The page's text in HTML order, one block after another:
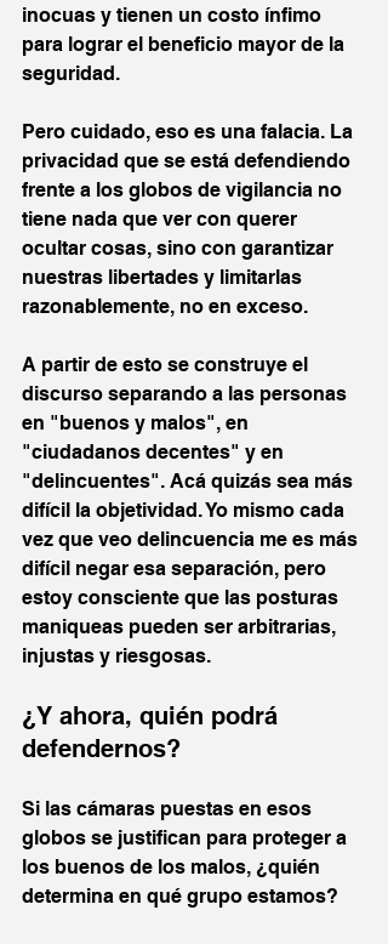
inocuas y tienen un costo ínfimo
para lograr el beneficio mayor de la
seguridad.
Pero cuidado, eso es una falacia. La
privacidad que se está defendiendo
frente a los globos de vigilancia no
tiene nada que ver con querer
ocultar cosas, sino con garantizar
nuestras libertades y limitarlas
razonablemente, no en exceso.
A partir de esto se construye el
discurso separando a las personas
en "buenos y malos", en
"ciudadanos decentes" y en
"delincuentes". Acá quizás sea más
difícil la objetividad. Yo mismo cada
vez que veo delincuencia me es más
difícil negar esa separación, pero
estoy consciente que las posturas
maniqueas pueden ser arbitrarias,
injustas y riesgosas.
¿Y ahora, quién podrá
defendernos?
Si las cámaras puestas en esos
globos se justifican para proteger a
los buenos de los malos, ¿quién
determina en qué grupo estamos?